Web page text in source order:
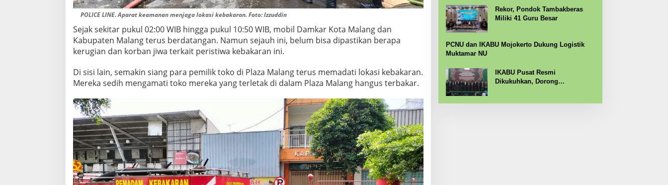
POLICE LINE. Aparat keamanan menjaga lokasi kebakaran. Foto: Izzuddin
Sejak sekitar pukul 02:00 WIB hingga pukul 10:50 WIB, mobil Damkar Kota Malang dan
Kabupaten Malang terus berdatangan. Namun sejauh ini, belum bisa dipastikan berapa
kerugian dan korban jiwa terkait peristiwa kebakaran ini.
Di sisi lain, semakin siang para pemilik toko di Plaza Malang terus memadati lokasi kebakaran.
Mereka sedih mengamati toko mereka yang terletak di dalam Plaza Malang hangus terbakar.
Rekor, Pondok Tambakberas
Miliki 41 Guru Besar
PCNU dan IKABU Mojokerto Dukung Logistik
Muktamar NU
IKABU Pusat Resmi
Dikukuhkan, Dorong